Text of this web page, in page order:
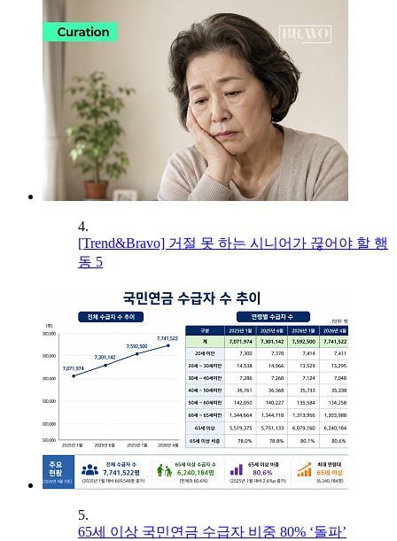
4.
[Trend&Bravo] 거절 못 하는 시니어가 끊어야 할 행
동 5
5.
65세 이상 국민연금 수급자 비중 80% ‘돌파’